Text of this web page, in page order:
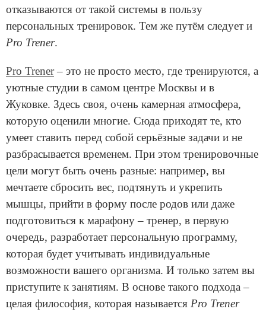
отказываются от такой системы в пользу
персональных тренировок. Тем же путём следует и
Pro Trener.
Pro Trener – это не просто место, где тренируются, а
уютные студии в самом центре Москвы и в
Жуковке. Здесь своя, очень камерная атмосфера,
которую оценили многие. Сюда приходят те, кто
умеет ставить перед собой серьёзные задачи и не
разбрасывается временем. При этом тренировочные
цели могут быть очень разные: например, вы
мечтаете сбросить вес, подтянуть и укрепить
мышцы, прийти в форму после родов или даже
подготовиться к марафону – тренер, в первую
очередь, разработает персональную программу,
которая будет учитывать индивидуальные
возможности вашего организма. И только затем вы
приступите к занятиям. В основе такого подхода –
целая философия, которая называется Pro Trener